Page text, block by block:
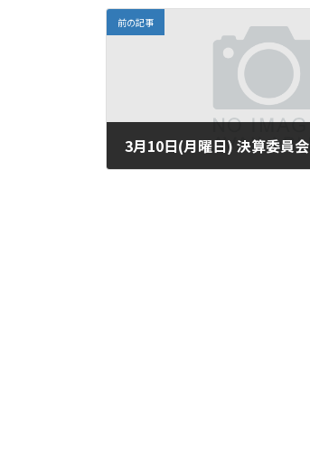
前の記事
3月10日(月曜日) 決算委員会